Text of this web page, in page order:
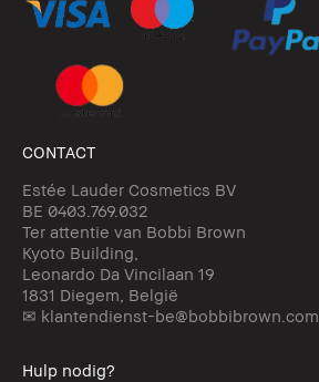
CONTACT
Estée Lauder Cosmetics BV
BE 0403.769.032
Ter attentie van Bobbi Brown
Kyoto Building,
Leonardo Da Vincilaan 19
1831 Diegem, België
✉ klantendienst-be@bobbibrown.com
Hulp nodig?